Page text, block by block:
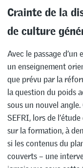
Crainte de la
de culture
Avec le passage
un enseignement
que prévu par la
la question du poids
sous un nouvel angle.
SEFRI, lors de
sur la formation, à
si les contenus du
couverts – une